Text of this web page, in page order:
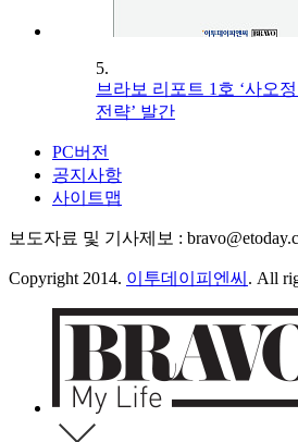
5.
브라보 리포트 1호 ‘사오
전략’ 발간
PC버전
공지사항
사이트맵
보도자료 및 기사제보 :
Copyright 2014. 이투데이피엔씨 . All